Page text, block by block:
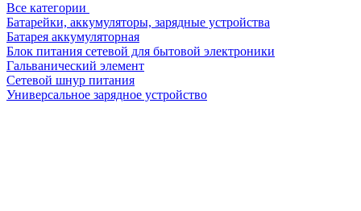
Все категории
Батарейки, аккумуляторы, зарядные устройства
Батарея аккумуляторная
Блок питания сетевой для бытовой электроники
Гальванический элемент
Сетевой шнур питания
Универсальное зарядное устройство